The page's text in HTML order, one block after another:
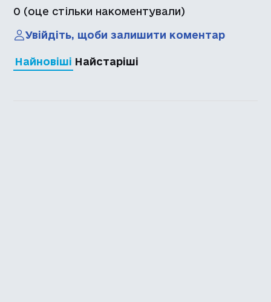
0 (оце стільки накоментували)
Увійдіть, щоби залишити коментар
Найновіші Найстаріші